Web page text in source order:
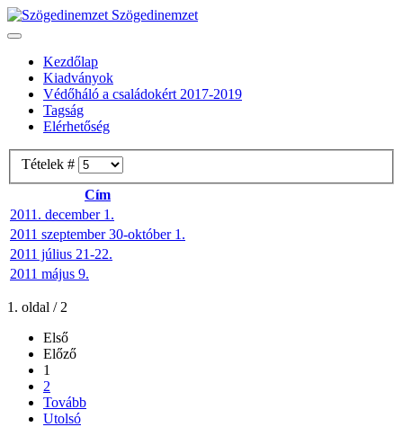
Szögedinemzet
Kezdőlap
Kiadványok
Védőháló a családokért 2017-2019
Tagság
Elérhetőség
Tételek #
Cím
2011. december 1.
2011 szeptember 30-október 1.
2011 július 21-22.
2011 május 9.
1. oldal / 2
Első
Előző
1
2
Tovább
Utolsó